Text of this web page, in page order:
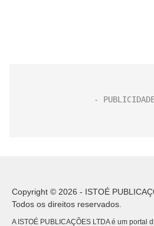
Copyright © 2026 - ISTOÉ
Todos os direitos reservados.
A ISTOÉ PUBLICAÇÕES LTDA é um portal